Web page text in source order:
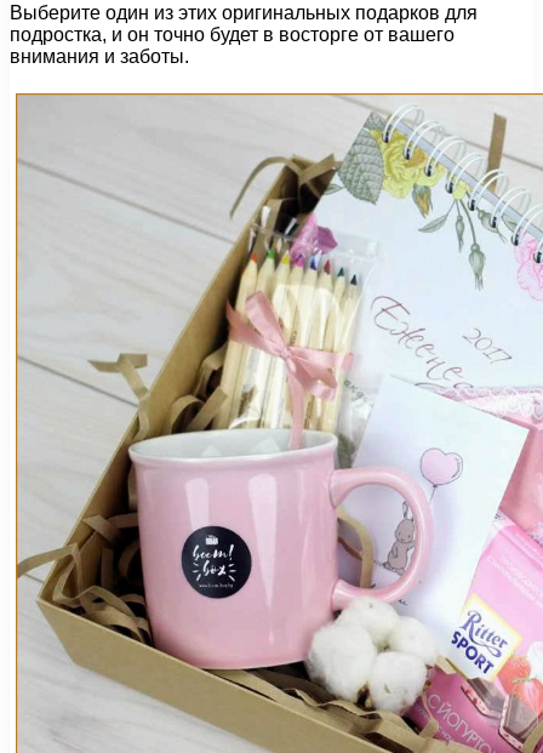
Выберите один из этих оригинальных подарков для
подростка, и он точно будет в восторге от вашего
внимания и заботы.